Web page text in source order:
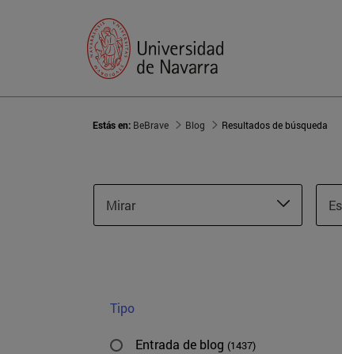
Estás en: BeBrave Blog Resultados de búsqueda
Mirar
Tipo
Entrada de blog (1437)